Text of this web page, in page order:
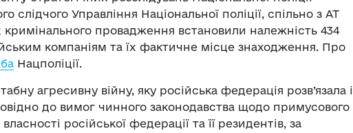
слідчого Управління Національної поліції, спільно з АТ
кримінального провадження встановили належність 434
компаніям та їх фактичне місце знаходження. Про
Нацполіції.
агресивну війну, яку російська федерація розв’язала і
до вимог чинного законодавства щодо примусового
російської федерації та її резидентів, за